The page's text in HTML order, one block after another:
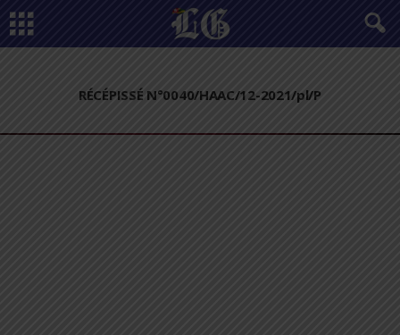
RÉCÉPISSÉ N°0040/HAAC/12-2021/pl/P